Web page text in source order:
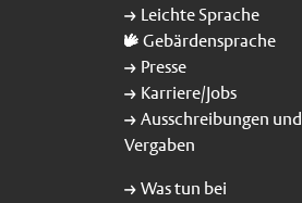
Leichte Sprache
Gebärdensprache
Presse
Karriere/Jobs
Ausschreibungen und
Vergaben
Was tun bei